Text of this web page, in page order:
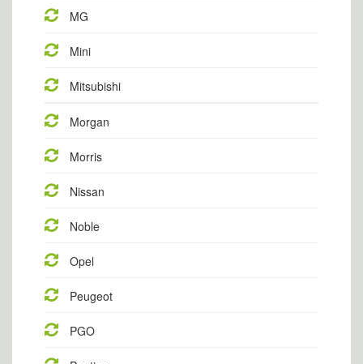
MG
Mini
Mitsubishi
Morgan
Morris
Nissan
Noble
Opel
Peugeot
PGO